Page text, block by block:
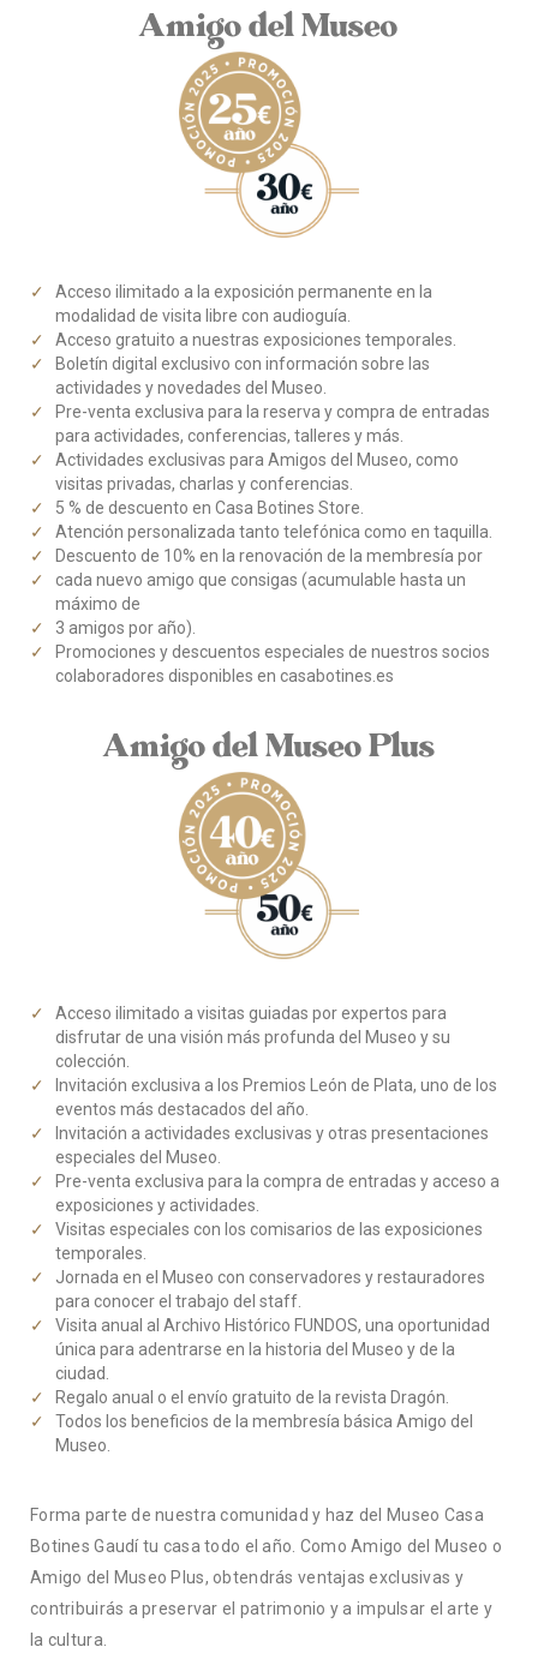
Amigo del Museo
Acceso ilimitado a la exposición permanente en la
modalidad de visita libre con audioguía.
Acceso gratuito a nuestras exposiciones temporales.
Boletín digital exclusivo con información sobre las
actividades y novedades del Museo.
Pre-venta exclusiva para la reserva y compra de entradas
para actividades, conferencias, talleres y más.
Actividades exclusivas para Amigos del Museo, como
visitas privadas, charlas y conferencias.
5 % de descuento en Casa Botines Store.
Atención personalizada tanto telefónica como en taquilla.
Descuento de 10% en la renovación de la membresía por
cada nuevo amigo que consigas (acumulable hasta un
máximo de
3 amigos por año).
Promociones y descuentos especiales de nuestros socios
colaboradores disponibles en casabotines.es
Amigo del Museo Plus
Acceso ilimitado a visitas guiadas por expertos para
disfrutar de una visión más profunda del Museo y su
colección.
Invitación exclusiva a los Premios León de Plata, uno de los
eventos más destacados del año.
Invitación a actividades exclusivas y otras presentaciones
especiales del Museo.
Pre-venta exclusiva para la compra de entradas y acceso a
exposiciones y actividades.
Visitas especiales con los comisarios de las exposiciones
temporales.
Jornada en el Museo con conservadores y restauradores
para conocer el trabajo del staff.
Visita anual al Archivo Histórico FUNDOS, una oportunidad
única para adentrarse en la historia del Museo y de la
ciudad.
Regalo anual o el envío gratuito de la revista Dragón.
Todos los beneficios de la membresía básica Amigo del
Museo.
Forma parte de nuestra comunidad y haz del Museo Casa
Botines Gaudí tu casa todo el año. Como Amigo del Museo o
Amigo del Museo Plus, obtendrás ventajas exclusivas y
contribuirás a preservar el patrimonio y a impulsar el arte y
la cultura.